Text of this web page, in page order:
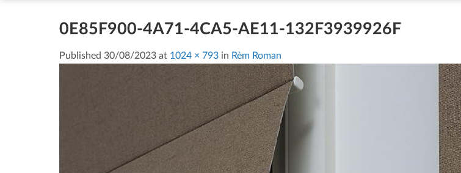
0E85F900-4A71-4CA5-AE11-132F3939926F
Published 30/08/2023 at 1024 × 793 in Rèm Roman